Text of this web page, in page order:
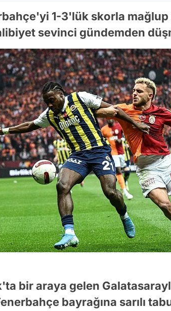
1-3'lük skorla mağlup
sevinci gündemden
bir araya gelen
bayrağına sarılı